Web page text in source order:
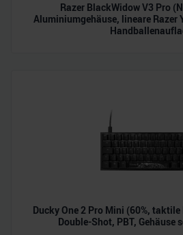
Razer BlackWidow V3 Pro
Aluminiumgehäuse, lineare Razer
Ducky One 2 Pro Mini (60%,
Double-Shot, PBT, Gehäuse